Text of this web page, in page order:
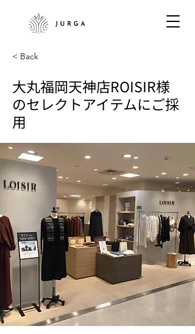
< Back
大丸福岡天神店ROISIR様
のセレクトアイテムにご採
用